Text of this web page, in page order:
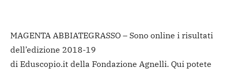
MAGENTA ABBIATEGRASSO – Sono online i risultati
dell’edizione 2018-19
di Eduscopio.it della Fondazione Agnelli. Qui potete